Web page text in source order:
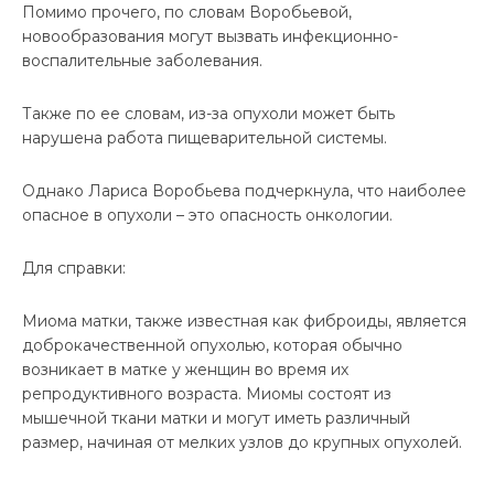
Помимо прочего, по словам Воробьевой,
новообразования могут вызвать инфекционно-
воспалительные заболевания.
Также по ее словам, из-за опухоли может быть
нарушена работа пищеварительной системы.
Однако Лариса Воробьева подчеркнула, что наиболее
опасное в опухоли – это опасность онкологии.
Для справки:
Миома матки, также известная как фиброиды, является
доброкачественной опухолью, которая обычно
возникает в матке у женщин во время их
репродуктивного возраста. Миомы состоят из
мышечной ткани матки и могут иметь различный
размер, начиная от мелких узлов до крупных опухолей.